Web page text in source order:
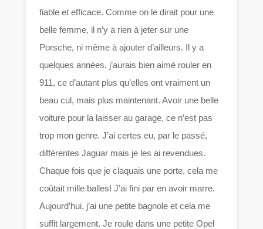
fiable et efficace. Comme on le dirait pour une
belle femme, il n’y a rien à jeter sur une
Porsche, ni même à ajouter d’ailleurs. Il y a
quelques années, j’aurais bien aimé rouler en
911, ce d’autant plus qu’elles ont vraiment un
beau cul, mais plus maintenant. Avoir une belle
voiture pour la laisser au garage, ce n’est pas
trop mon genre. J’ai certes eu, par le passé,
différentes Jaguar mais je les ai revendues.
Chaque fois que je claquais une porte, cela me
coûtait mille balles! J’ai fini par en avoir marre.
Aujourd’hui, j’ai une petite bagnole et cela me
suffit largement. Je roule dans une petite Opel